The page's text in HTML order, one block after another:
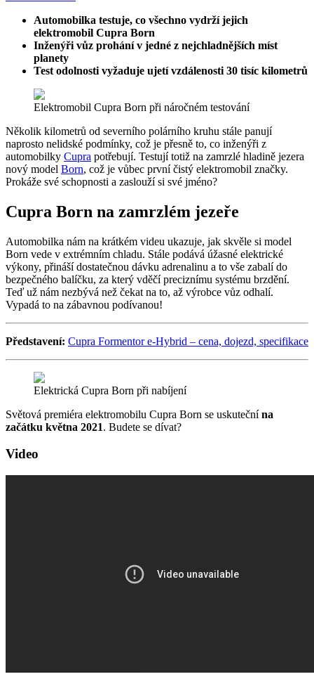
Automobilka testuje, co všechno vydrží jejich
elektromobil Cupra Born
Inženýři vůz prohání v jedné z nejchladnějších míst
planety
Test odolnosti vyžaduje ujetí vzdálenosti 30 tisíc kilometrů
Elektromobil Cupra Born při náročném testování
Několik kilometrů od severního polárního kruhu stále panují
naprosto nelidské podmínky, což je přesně to, co inženýři z
automobilky Cupra potřebují. Testují totiž na zamrzlé hladině jezera
nový model Born, což je vůbec první čistý elektromobil značky.
Prokáže své schopnosti a zaslouží si své jméno?
Cupra Born na zamrzlém jezeře
Automobilka nám na krátkém videu ukazuje, jak skvěle si model
Born vede v extrémním chladu. Stále podává úžasné elektrické
výkony, přináší dostatečnou dávku adrenalinu a to vše zabalí do
bezpečného balíčku, za který vděčí preciznímu systému brzdění.
Teď už nám nezbývá než čekat na to, až výrobce vůz odhalí.
Vypadá to na zábavnou podívanou!
Představení: Cupra Formentor e-Hybrid – cena, dojezd, specifikace
Elektrická Cupra Born při nabíjení
Světová premiéra elektromobilu Cupra Born se uskutečnína
začátku května 2021. Budete se dívat?
Video